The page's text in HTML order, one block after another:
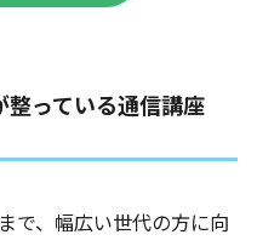
っている通信講座
で、幅広い世代の方に向